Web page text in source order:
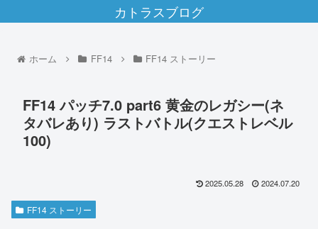
カトラスブログ
ホーム FF14 FF14 ストーリー
FF14 パッチ7.0 part6 黄金のレガシー(ネ
タバレあり) ラストバトル(クエストレベル
100)
2025.05.28 2024.07.20
FF14 ストーリー